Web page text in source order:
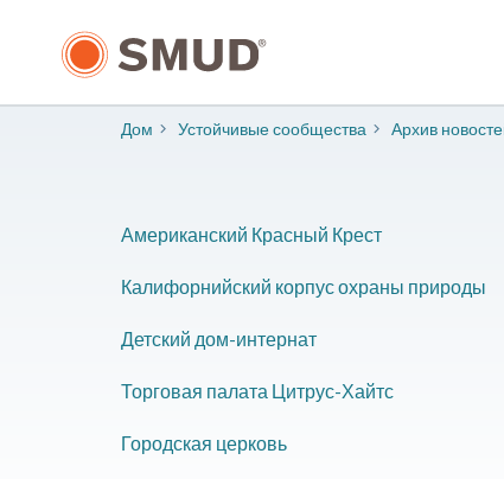
основному
Дом Устойчивые сообщества Архив
Американский Красный Крест
Калифорнийский корпус охраны природы
Детский дом-интернат
Торговая палата Цитрус-Хайтс
Городская церковь